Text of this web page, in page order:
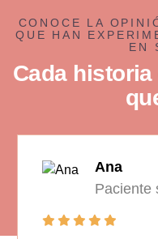
CONOCE LA
QUE HAN
EN
Cada historia
qu
Ana
Paciente